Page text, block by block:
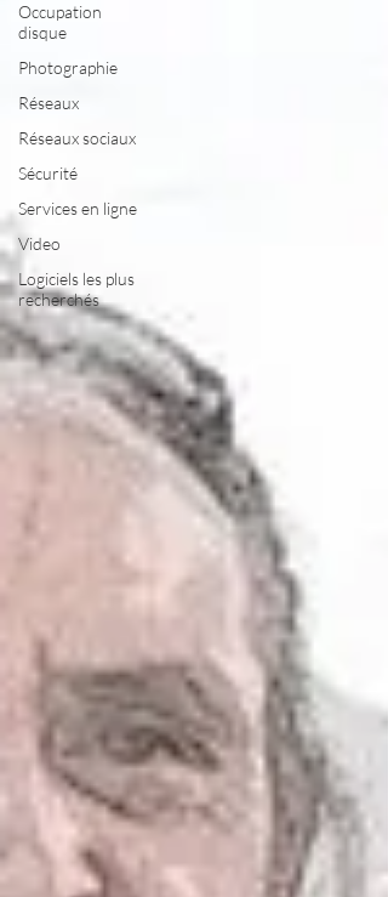
Occupation
disque
Photographie
Réseaux
Réseaux sociaux
Sécurité
Services en ligne
Video
Logiciels les plus
recherchés